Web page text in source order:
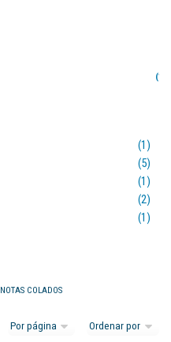
(11)
(1)
(5)
(1)
(2)
(1)
NOTAS COLADOS